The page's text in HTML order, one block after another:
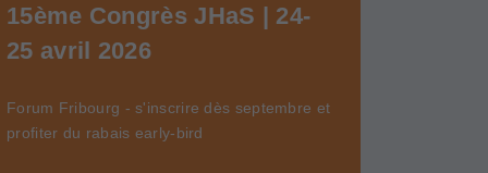
15ème Congrès JHaS | 24-
25 avril 2026
Forum Fribourg - s'inscrire dès septembre et
profiter du rabais early-bird